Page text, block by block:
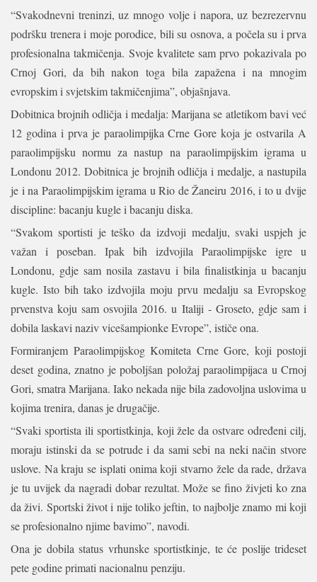
“Svakodnevni treninzi, uz mnogo volje i napora, uz bezrezervnu
podršku trenera i moje porodice, bili su osnova, a počela su i prva
profesionalna takmičenja. Svoje kvalitete sam prvo pokazivala po
Crnoj Gori, da bih nakon toga bila zapažena i na mnogim
evropskim i svjetskim takmičenjima”, objašnjava.
Dobitnica brojnih odličja i medalja: Marijana se atletikom bavi već
12 godina i prva je paraolimpijka Crne Gore koja je ostvarila A
paraolimpijsku normu za nastup na paraolimpijskim igrama u
Londonu 2012. Dobitnica je brojnih odličja i medalje, a nastupila
je i na Paraolimpijskim igrama u Rio de Žaneiru 2016, i to u dvije
discipline: bacanju kugle i bacanju diska.
“Svakom sportisti je teško da izdvoji medalju, svaki uspjeh je
važan i poseban. Ipak bih izdvojila Paraolimpijske igre u
Londonu, gdje sam nosila zastavu i bila finalistkinja u bacanju
kugle. Isto bih tako izdvojila moju prvu medalju sa Evropskog
prvenstva koju sam osvojila 2016. u Italiji - Groseto, gdje sam i
dobila laskavi naziv vicešampionke Evrope”, ističe ona.
Formiranjem Paraolimpijskog Komiteta Crne Gore, koji postoji
deset godina, znatno je poboljšan položaj paraolimpijaca u Crnoj
Gori, smatra Marijana. Iako nekada nije bila zadovoljna uslovima u
kojima trenira, danas je drugačije.
“Svaki sportista ili sportistkinja, koji žele da ostvare određeni cilj,
moraju istinski da se potrude i da sami sebi na neki način stvore
uslove. Na kraju se isplati onima koji stvarno žele da rade, država
je tu uvijek da nagradi dobar rezultat. Može se fino živjeti ko zna
da živi. Sportski život i nije toliko jeftin, to najbolje znamo mi koji
se profesionalno njime bavimo”, navodi.
Ona je dobila status vrhunske sportistkinje, te će poslije trideset
pete godine primati nacionalnu penziju.